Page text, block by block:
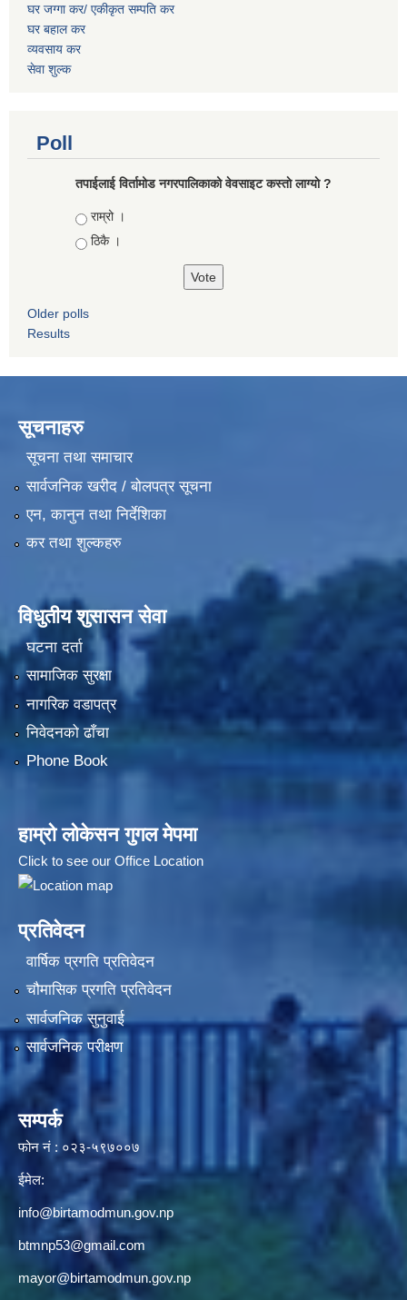
घर जग्गा कर/ एकीकृत सम्पति कर
घर बहाल कर
व्यवसाय कर
सेवा शुल्क
Poll
तपाईलाई विर्तामोड नगरपालिकाको वेवसाइट कस्ताे लाग्याे ?
Choices
राम्रो ।
ठिकै ।
Older polls
Results
सूचनाहरु
सूचना तथा समाचार
सार्वजनिक खरीद / बोलपत्र सूचना
एन, कानुन तथा निर्देशिका
कर तथा शुल्कहरु
विधुतीय शुसासन सेवा
घटना दर्ता
सामाजिक सुरक्षा
नागरिक वडापत्र
निवेदनको ढाँचा
Phone Book
हाम्रो लोकेसन गुगल मेपमा
Click to see our Office Location
प्रतिवेदन
वार्षिक प्रगति प्रतिवेदन
चौमासिक प्रगति प्रतिवेदन
सार्वजनिक सुनुवाई
सार्वजनिक परीक्षण
सम्पर्क
फोन नं : ०२३-५९७००७
ईमेल:
info@birtamodmun.gov.np
btmnp53@gmail.com
mayor@birtamodmun.gov.np